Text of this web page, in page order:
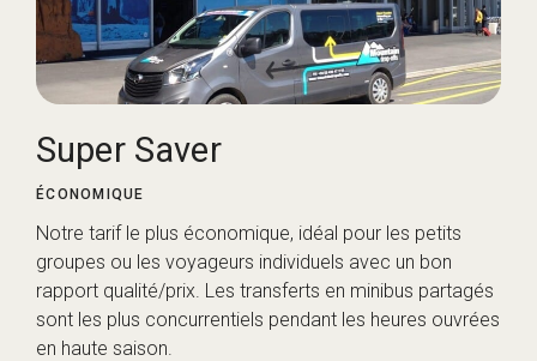
Super Saver
ÉCONOMIQUE
Notre tarif le plus économique, idéal pour les petits
groupes ou les voyageurs individuels avec un bon
rapport qualité/prix. Les transferts en minibus partagés
sont les plus concurrentiels pendant les heures ouvrées
en haute saison.